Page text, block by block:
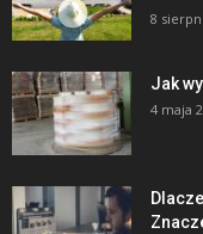
8
Jak
4 maja